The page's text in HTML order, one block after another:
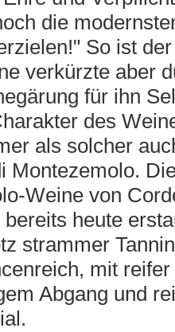
die
So ist
verkürzte aber
für ihn
des
als solcher
Montezemolo.
Weine von
heute
strammer
mit
Abgang und